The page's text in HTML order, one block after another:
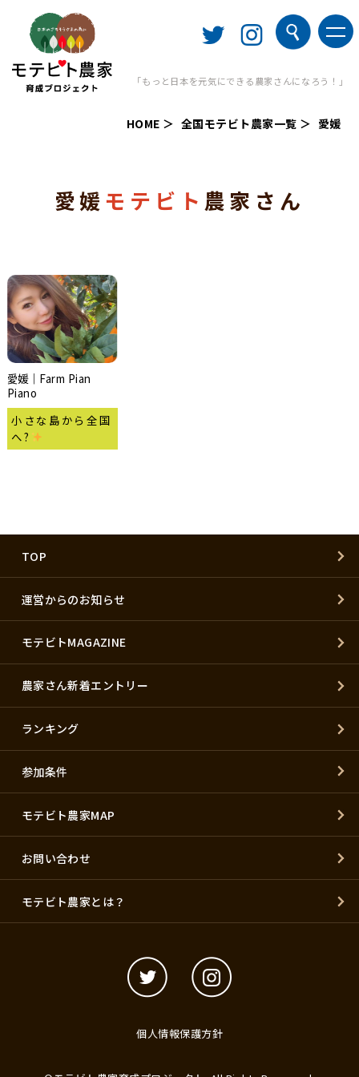
「もっと日本を元気にできる農家さんになろう！」
HOME 全国モテビト農家一覧 愛媛
愛媛 モテビト 農家さん
愛媛｜Farm Pian
Piano
小さな島から全国
へ?
TOP
運営からのお知らせ
モテビトMAGAZINE
農家さん新着エントリー
ランキング
参加条件
モテビト農家MAP
お問い合わせ
モテビト農家とは？
個人情報保護方針